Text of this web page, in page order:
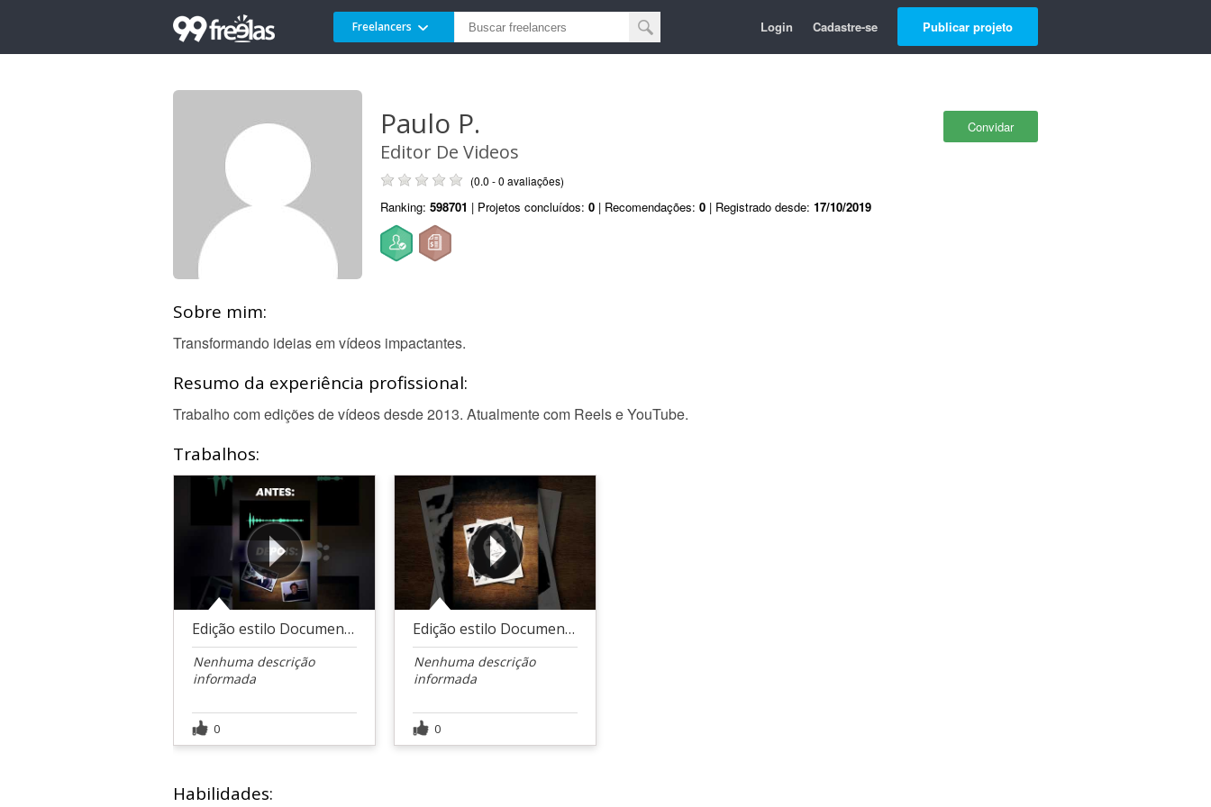
Freelancers Login Cadastre-se Publicar projeto
Convidar
Paulo P.
Editor De Videos
(0.0 - 0 avaliações)
Ranking: 598701 | Projetos concluídos: 0 | Recomendações: 0 | Registrado desde: 17/10/2019
Sobre mim:
Transformando ideias em vídeos impactantes.
Resumo da experiência profissional:
Trabalho com edições de vídeos desde 2013. Atualmente com Reels e YouTube.
Trabalhos:
Edição estilo Documentário
Nenhuma descrição
informada
0
Edição estilo Documentário
Nenhuma descrição
informada
0
Habilidades: